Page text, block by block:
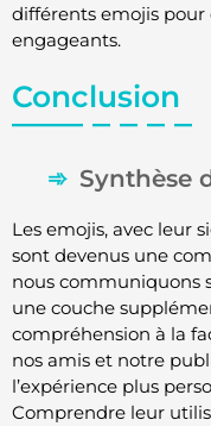
différents emojis pour
engageants.
Conclusion
Synthèse
Les emojis, avec leur
sont devenus une
nous communiquons
une couche
compréhension à la
nos amis et notre
l’expérience plus
Comprendre leur